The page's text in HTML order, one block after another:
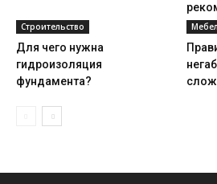
Строительство
Для чего нужна
гидроизоляция
фундамента?